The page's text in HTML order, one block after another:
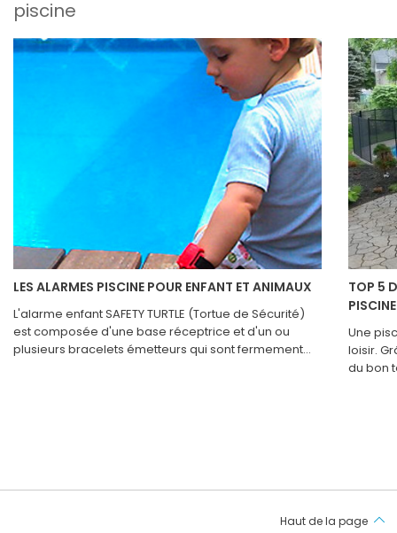
piscine
LES ALARMES PISCINE POUR ENFANT ET ANIMAUX
L'alarme enfant SAFETY TURTLE (Tortue de Sécurité)
est composée d'une base réceptrice et d'un ou
plusieurs bracelets émetteurs qui sont fermement
TOP 5
PISCINE
Une
loisir.
du bon
Haut de la page